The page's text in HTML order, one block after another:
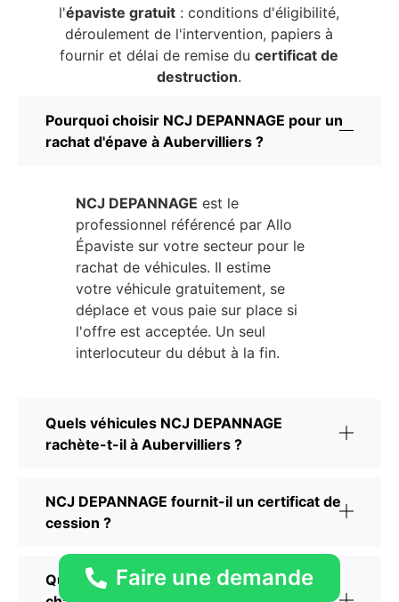
l'épaviste gratuit : conditions d'éligibilité,
déroulement de l'intervention, papiers à
fournir et délai de remise ducertificat de
destruction.
Pourquoi choisir NCJ DEPANNAGE pour un
rachat d'épave à Aubervilliers ?
NCJ DEPANNAGE est le
professionnel référencé par Allo
Épaviste sur votre secteur pour le
rachat de véhicules. Il estime
votre véhicule gratuitement, se
déplace et vous paie sur place si
l'offre est acceptée. Un seul
interlocuteur du début à la fin.
Quels véhicules NCJ DEPANNAGE
rachète-t-il à Aubervilliers ?
NCJ DEPANNAGE fournit-il un certificat de
cession ?
Que devient le véhicule une fois pris en
Faire une demande